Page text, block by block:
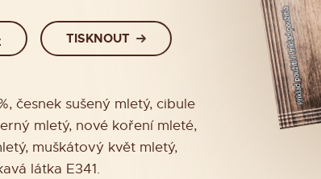
TISKNOUT
česnek sušený mletý, cibule
mletý, nové koření mleté,
muškátový květ mletý,
látka E341.